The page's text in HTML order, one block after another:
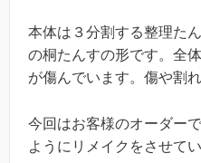
本体は３分割する整理た
の桐たんすの形です。全
が傷んでいます。傷や割
今回はお客様のオーダー
ようにリメイクをさせて